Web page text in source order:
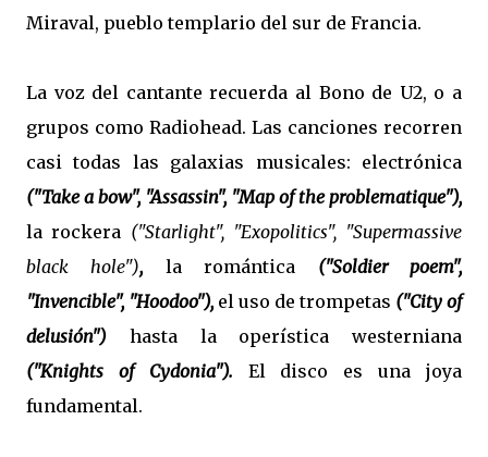
Miraval, pueblo templario del sur de Francia.
La voz del cantante recuerda al Bono de U2, o a
grupos como Radiohead. Las canciones recorren
casi todas las galaxias musicales: electrónica
("Take a bow", "Assassin", "Map of the problematique"),
la rockera ("Starlight", "Exopolitics", "Supermassive
black hole"), la romántica ("Soldier poem",
"Invencible", "Hoodoo"), el uso de trompetas ("City of
delusión") hasta la operística westerniana
("Knights of Cydonia"). El disco es una joya
fundamental.